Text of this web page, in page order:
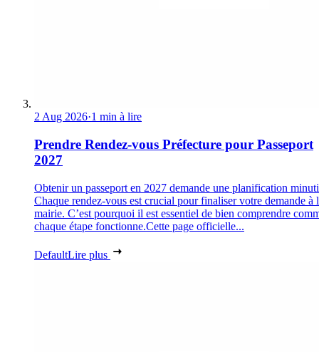
2 Aug 2026·1 min à lire
Prendre Rendez-vous Préfecture pour Passeport
2027
Obtenir un passeport en 2027 demande une planification
Chaque rendez-vous est crucial pour finaliser votre demande à
mairie. C’est pourquoi il est essentiel de bien comprendre
chaque étape fonctionne.Cette page officielle...
DefaultLire plus